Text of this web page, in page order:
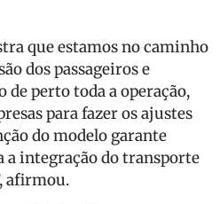
que estamos no caminho
dos passageiros e
de perto toda a operação,
para fazer os ajustes
do modelo garante
integração do transporte
afirmou.